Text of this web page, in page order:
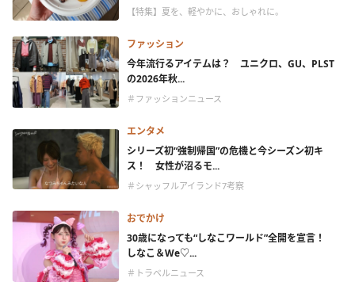
【特集】夏を、軽やかに、おしゃれに。
ファッション
今年流行るアイテムは？ ユニクロ、GU、PLST
の2026年秋...
＃ファッションニュース
エンタメ
シリーズ初“強制帰国”の危機と今シーズン初キ
ス！ 女性が沼るモ...
＃シャッフルアイランド7考察
おでかけ
30歳になっても“しなこワールド”全開を宣言！
しなこ＆We♡...
＃トラベルニュース